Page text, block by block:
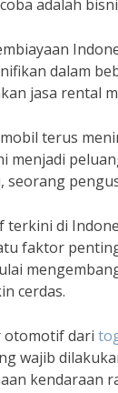
adalah
dalam
jasa rental
terus
menjadi
seorang
di
faktor
cerdas.
otomotif dari
wajib
kendaraan